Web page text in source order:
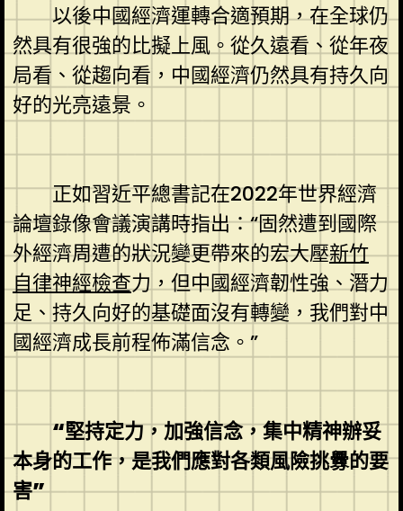
以後中國經濟運轉合適預期，在全球仍
然具有很強的比擬上風。從久遠看、從年夜
局看、從趨向看，中國經濟仍然具有持久向
好的光亮遠景。
正如習近平總書記在2022年世界經濟
論壇錄像會議演講時指出：“固然遭到國際
外經濟周遭的狀況變更帶來的宏大壓新竹
自律神經檢查力，但中國經濟韌性強、潛力
足、持久向好的基礎面沒有轉變，我們對中
國經濟成長前程佈滿信念。”
“堅持定力，加強信念，集中精神辦妥
本身的工作，是我們應對各類風險挑釁的要
害”